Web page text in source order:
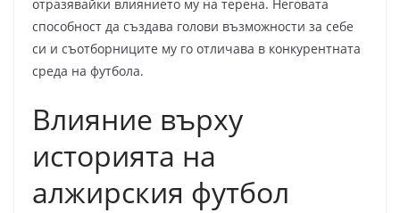
отразявайки влиянието му на терена. Неговата
способност да създава голови възможности за себе
си и съотборниците му го отличава в конкурентната
среда на футбола.
Влияние върху
историята на
алжирския футбол